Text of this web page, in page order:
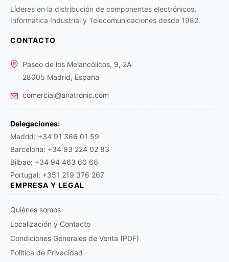
Líderes en la distribución de componentes electrónicos,
Informática Industrial y Telecomunicaciones desde 1982.
CONTACTO
Paseo de los Melancólicos, 9, 2A
28005 Madrid, España
comercial@anatronic.com
Delegaciones:
Madrid: +34 91 366 01 59
Barcelona: +34 93 224 02 83
Bilbao: +34 94 463 60 66
Portugal: +351 219 376 267
EMPRESA Y LEGAL
Quiénes somos
Localización y Contacto
Condiciones Generales de Venta (PDF)
Política de Privacidad